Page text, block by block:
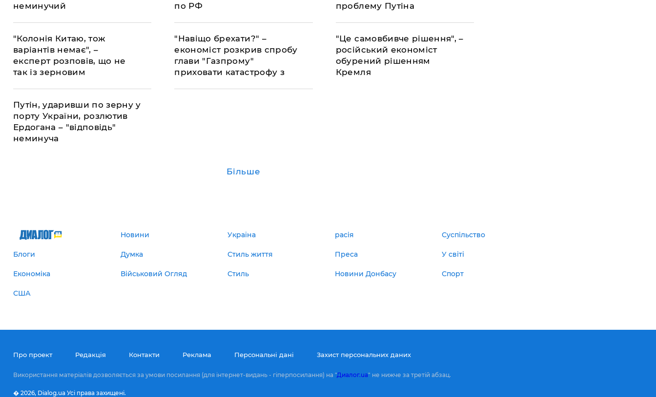
неминучий
по РФ
проблему Путіна
"Колонія Китаю, тож
варіантів немає", –
експерт розповів, що не
так із зерновим
"Навіщо брехати?" –
економіст розкрив спробу
глави "Газпрому"
приховати катастрофу з
"Це самовбивче рішення", –
російський економіст
обурений рішенням
Кремля
Путін, ударивши по зерну у
порту України, розлютив
Ердогана – "відповідь"
неминуча
Більше
Новини Україна расія Суспільство
Блоги Думка Стиль життя Преса У світі
Економіка Військовий Огляд Стиль Новини Донбасу Спорт
США
Про проект Редакція Контакти Реклама Персональні дані Захист персональних даних
Використання матеріалів дозволяється за умови посилання (для інтернет-видань - гіперпосилання) на "Диалог.ua" не нижче за третій абзац.
� 2026, Dialog.ua Усі права захищені.